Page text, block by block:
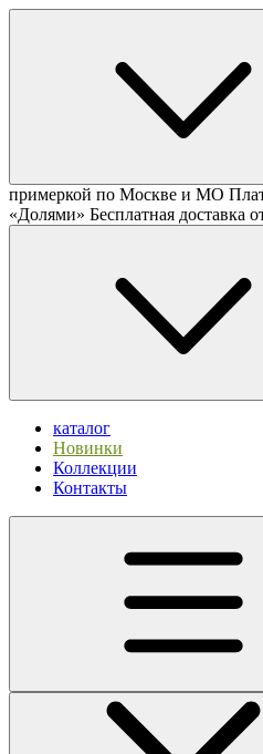
примеркой по Москве и МО
«Долями» Бесплатная доставка
каталог
Новинки
Коллекции
Контакты